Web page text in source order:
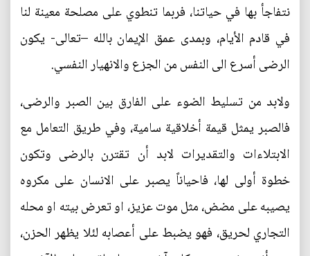
نتفاجأ بها في حياتنا، فربما تنطوي على مصلحة معينة لنا
في قادم الأيام، وبمدى عمق الإيمان بالله –تعالى- يكون
الرضى أسرع الى النفس من الجزع والانهيار النفسي.
ولابد من تسليط الضوء على الفارق بين الصبر والرضى،
فالصبر يمثل قيمة أخلاقية سامية، وفي طريق التعامل مع
الابتلاءات والتقديرات لابد أن تقترن بالرضى وتكون
خطوة أولى لها، فاحياناً يصبر على الانسان على مكروه
يصيبه على مضض، مثل موت عزيز، او تعرض بيته او محله
التجاري لحريق، فهو يضبط على أعصابه لئلا يظهر الحزن،